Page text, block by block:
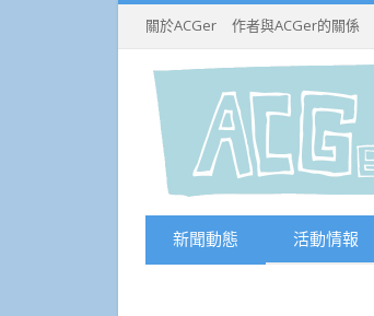
關於ACGer 作者與ACGer的關係
新聞動態 活動情報